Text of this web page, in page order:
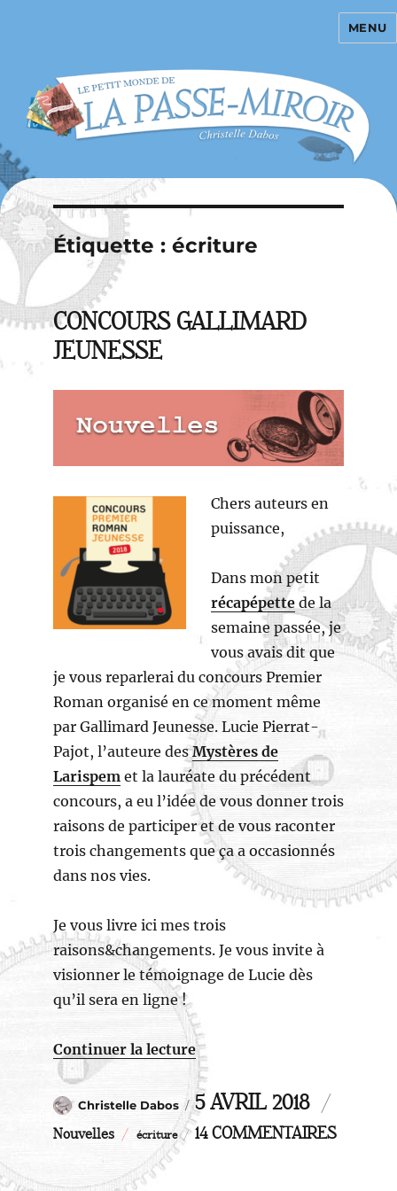
MENU
Étiquette : écriture
CONCOURS GALLIMARD
JEUNESSE
Chers auteurs en
puissance,
Dans mon petit
récapépettede la
semaine passée, je
vous avais dit que
je vous reparlerai du concours Premier
Roman organisé en ce moment même
par Gallimard Jeunesse. Lucie Pierrat-
Pajot, l’auteure desMystères de
Larispem et la lauréate du précédent
concours, a eu l’idée de vous donner trois
raisons de participer et de vous raconter
trois changements que ça a occasionnés
dans nos vies.
Je vous livre ici mes trois
raisons&changements. Je vous invite à
visionner le témoignage de Lucie dès
qu’il sera en ligne !
Continuer la lecturede « Concours Gallimard
Christelle Dabos
PUBLIÉ
LE
5 AVRIL 2018
Nouvelles Étiquettes
écriture 14 COMMENTAIRESSUR